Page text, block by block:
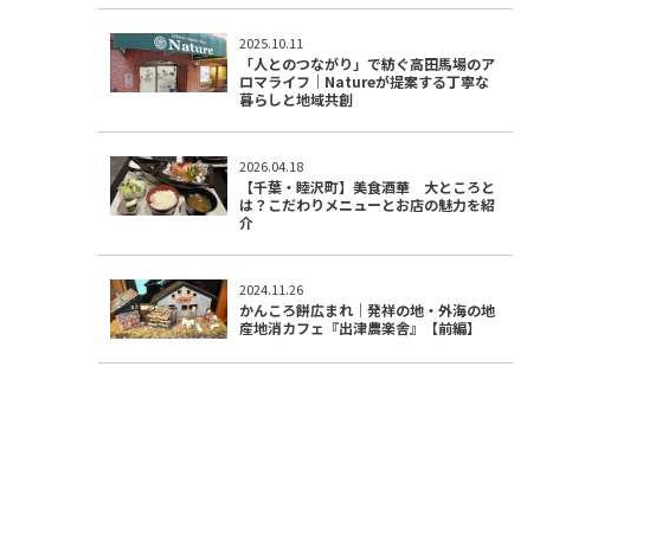
2025.10.11
「人とのつながり」で紡ぐ高田馬場のア
ロマライフ｜Natureが提案する丁寧な
暮らしと地域共創
2026.04.18
【千葉・睦沢町】美食酒華 大ところと
は？こだわりメニューとお店の魅力を紹
介
2024.11.26
かんころ餅広まれ｜発祥の地・外海の地
産地消カフェ『出津農楽舎』【前編】